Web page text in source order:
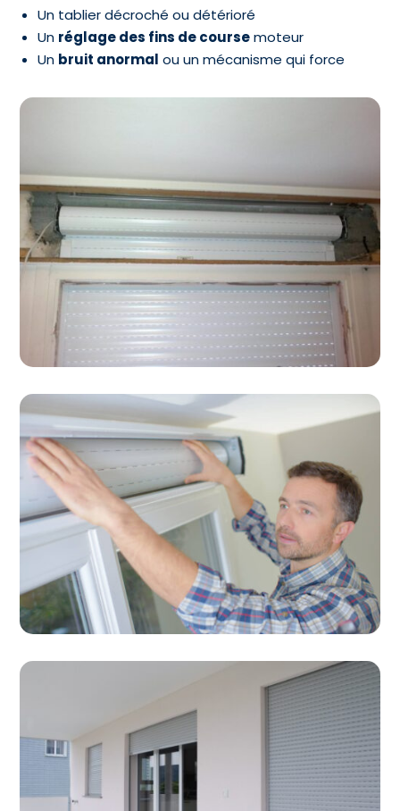
Un tablier décroché ou détérioré
Un réglage des fins de coursemoteur
Un bruit anormal ou un mécanisme qui force